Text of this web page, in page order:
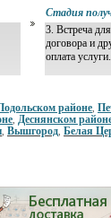
Стадия
3. Встреча
договора и
оплата услуги.
районе
Деснянском
Вышгород Белая